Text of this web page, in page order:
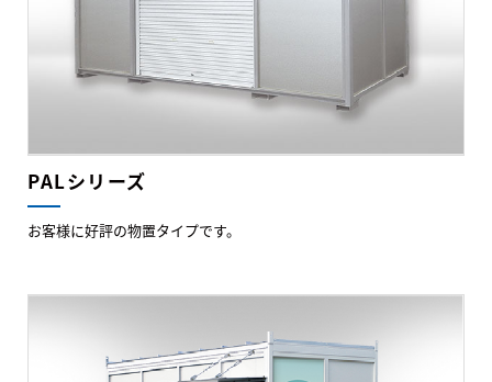
PALシリーズ
お客様に好評の物置タイプです。